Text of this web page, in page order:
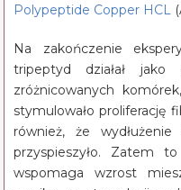
Polypeptide Copper HCL
Na zakończenie
tripeptyd działał
zróżnicowanych
stymulowało proliferację
również, że
przyspieszyło. Zatem
wspomaga wzrost